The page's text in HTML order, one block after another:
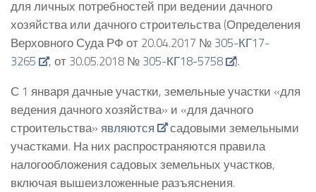
для личных потребностей при ведении дачного
хозяйства или дачного строительства (Определения
Верховного Суда РФ от 20.04.2017 № 305-КГ17-
3265
, от 30.05.2018 № 305-КГ18-5758
).
С 1 января дачные участки, земельные участки «для
ведения дачного хозяйства» и «для дачного
строительства» являются
садовыми земельными
участками. На них распространяются правила
налогообложения садовых земельных участков,
включая вышеизложенные разъяснения.